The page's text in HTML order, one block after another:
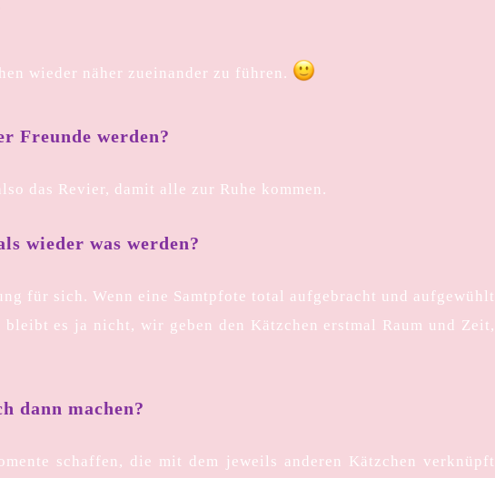
wieder näher zueinander zu führen.
Freunde werden?
das Revier, damit alle zur Ruhe kommen.
wieder was werden?
für sich. Wenn eine Samtpfote total aufgebracht und aufgewühlt
es ja nicht, wir geben den Kätzchen erstmal Raum und Zeit,
dann machen?
schaffen, die mit dem jeweils anderen Kätzchen verknüpft